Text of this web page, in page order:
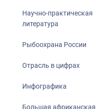
Научно-практическая
литература
Рыбоохрана России
Отрасль в цифрах
Инфографика
Большая африканская